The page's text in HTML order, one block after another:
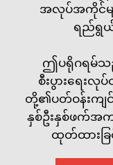
အလုပ်အကိုင်မျ
ရည်ရွ
ဤပရိုဂရမ်
စီးပွားရေးလုပ်
တို့၏ပတ်ဝန်းကျင်
နှစ်ဦးနှစ်ဖက်အက
ထုတ်ထားခြ